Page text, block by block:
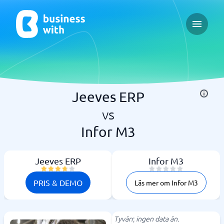
Open
Jeeves ERP
vs
Infor M3
Jeeves ERP
PRIS & DEMO
Infor M3
Läs mer om Infor M3
Tyvärr, ingen data än.